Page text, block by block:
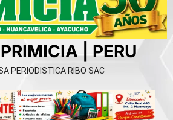
| PERU
PERIODISTICA RIBO SAC